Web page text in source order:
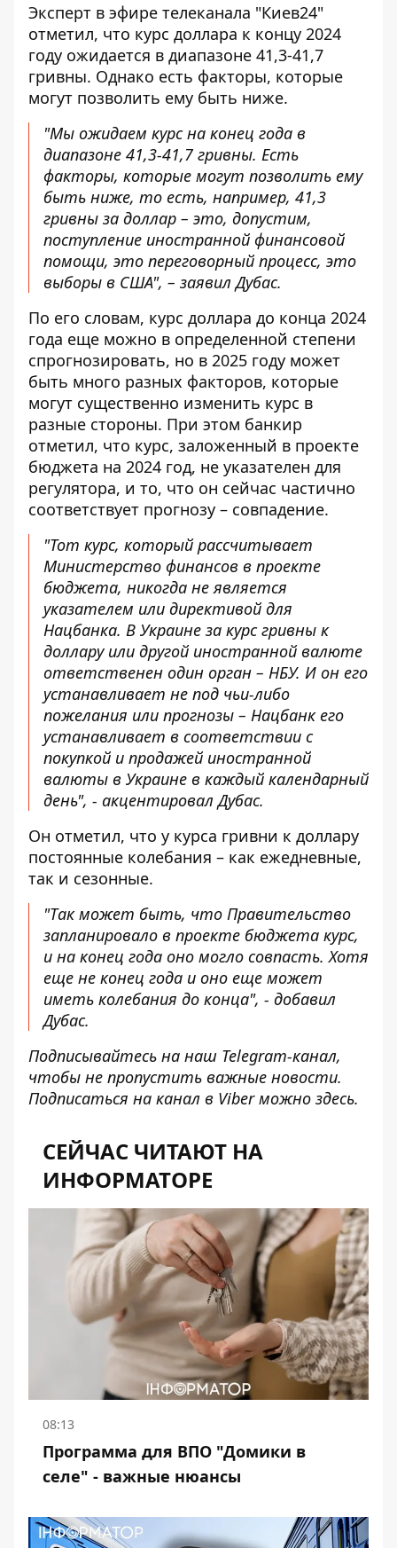
Эксперт в эфире телеканала "Киев24"
отметил, что курс доллара к концу 2024
году ожидается в диапазоне 41,3-41,7
гривны. Однако есть факторы, которые
могут позволить ему быть ниже.
"Мы ожидаем курс на конец года в
диапазоне 41,3-41,7 гривны. Есть
факторы, которые могут позволить ему
быть ниже, то есть, например, 41,3
гривны за доллар – это, допустим,
поступление иностранной финансовой
помощи, это переговорный процесс, это
выборы в США", – заявил Дубас.
По его словам, курс доллара до конца 2024
года еще можно в определенной степени
спрогнозировать, но в 2025 году может
быть много разных факторов, которые
могут существенно изменить курс в
разные стороны. При этом банкир
отметил, что курс, заложенный в проекте
бюджета на 2024 год, не указателен для
регулятора, и то, что он сейчас частично
соответствует прогнозу – совпадение.
"Тот курс, который рассчитывает
Министерство финансов в проекте
бюджета, никогда не является
указателем или директивой для
Нацбанка. В Украине за курс гривны к
доллару или другой иностранной валюте
ответственен один орган – НБУ. И он его
устанавливает не под чьи-либо
пожелания или прогнозы – Нацбанк его
устанавливает в соответствии с
покупкой и продажей иностранной
валюты в Украине в каждый календарный
день", - акцентировал Дубас.
Он отметил, что у курса гривни к доллару
постоянные колебания – как ежедневные,
так и сезонные.
"Так может быть, что Правительство
запланировало в проекте бюджета курс,
и на конец года оно могло совпасть. Хотя
еще не конец года и оно еще может
иметь колебания до конца", - добавил
Дубас.
Подписывайтесь на наш Telegram-канал,
чтобы не пропустить важные новости.
Подписаться на канал в Viber можно здесь.
СЕЙЧАС ЧИТАЮТ НА
ИНФОРМАТОРЕ
08:13
Программа для ВПО "Домики в
селе" - важные нюансы